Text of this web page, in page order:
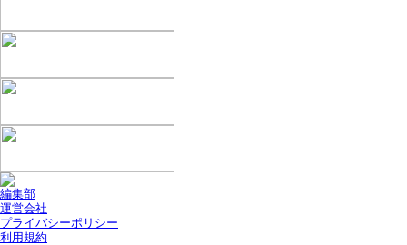
編集部
運営会社
プライバシーポリシー
利用規約